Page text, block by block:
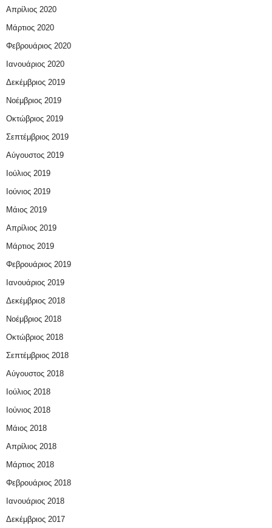
Απρίλιος 2020
Μάρτιος 2020
Φεβρουάριος 2020
Ιανουάριος 2020
Δεκέμβριος 2019
Νοέμβριος 2019
Οκτώβριος 2019
Σεπτέμβριος 2019
Αύγουστος 2019
Ιούλιος 2019
Ιούνιος 2019
Μάιος 2019
Απρίλιος 2019
Μάρτιος 2019
Φεβρουάριος 2019
Ιανουάριος 2019
Δεκέμβριος 2018
Νοέμβριος 2018
Οκτώβριος 2018
Σεπτέμβριος 2018
Αύγουστος 2018
Ιούλιος 2018
Ιούνιος 2018
Μάιος 2018
Απρίλιος 2018
Μάρτιος 2018
Φεβρουάριος 2018
Ιανουάριος 2018
Δεκέμβριος 2017